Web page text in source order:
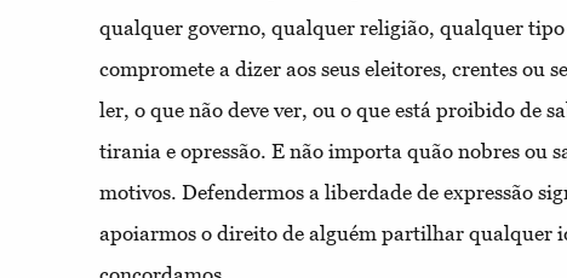
qualquer governo, qualquer religião, qualquer
compromete a dizer aos seus eleitores, crentes ou
ler, o que não deve ver, ou o que está proibido de
tirania e opressão. E não importa quão nobres ou
motivos. Defendermos a liberdade de expressão
apoiarmos o direito de alguém partilhar qualquer